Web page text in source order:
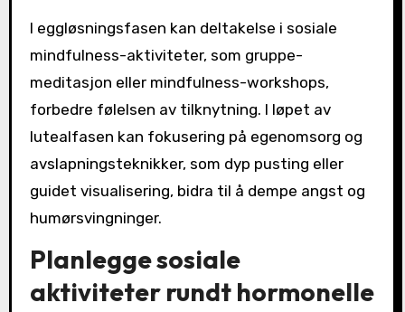
I eggløsningsfasen kan deltakelse i sosiale
mindfulness-aktiviteter, som gruppe-
meditasjon eller mindfulness-workshops,
forbedre følelsen av tilknytning. I løpet av
lutealfasen kan fokusering på egenomsorg og
avslapningsteknikker, som dyp pusting eller
guidet visualisering, bidra til å dempe angst og
humørsvingninger.
Planlegge sosiale
aktiviteter rundt hormonelle